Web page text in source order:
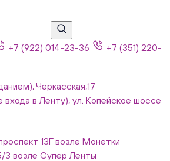
+7 (922) 014-23-36
+7 (351) 220-
Черкасская,17
входа в Ленту), ул. Копейское шоссе
13Г возле Монетки
3 возле Супер Ленты